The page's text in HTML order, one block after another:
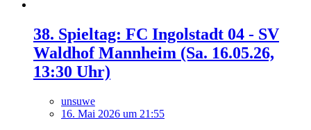
38. Spieltag: FC Ingolstadt 04 - SV
Waldhof Mannheim (Sa. 16.05.26,
13:30 Uhr)
unsuwe
16. Mai 2026 um 21:55